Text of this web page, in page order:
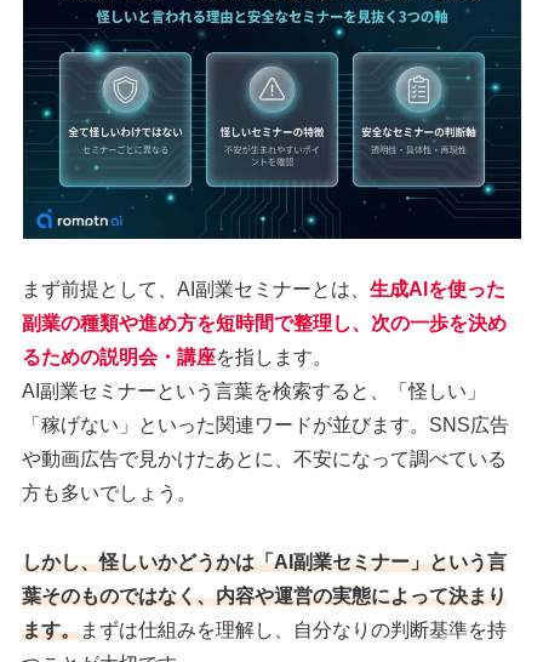
まず前提として、AI副業セミナーとは、生成AIを使った
副業の種類や進め方を短時間で整理し、次の一歩を決め
るための説明会・講座を指します。
AI副業セミナーという言葉を検索すると、「怪しい」
「稼げない」といった関連ワードが並びます。SNS広告
や動画広告で見かけたあとに、不安になって調べている
方も多いでしょう。
しかし、怪しいかどうかは「AI副業セミナー」という言
葉そのものではなく、内容や運営の実態によって決まり
ます。まずは仕組みを理解し、自分なりの判断基準を持